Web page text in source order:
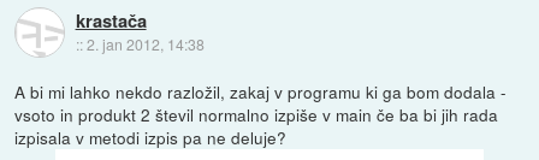
krastača
::2. jan 2012, 14:38
A bi mi lahko nekdo razložil, zakaj v programu ki ga bom dodala -
vsoto in produkt 2 števil normalno izpiše v main če ba bi jih rada
izpisala v metodi izpis pa ne deluje?